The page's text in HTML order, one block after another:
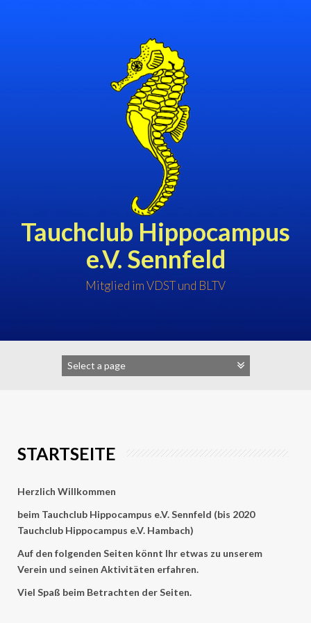
Tauchclub Hippocampus
e.V. Sennfeld
Mitglied im VDST und BLTV
STARTSEITE
Herzlich Willkommen
beim Tauchclub Hippocampus e.V. Sennfeld (bis 2020
Tauchclub Hippocampus e.V. Hambach)
Auf den folgenden Seiten könnt Ihr etwas zu unserem
Verein und seinen Aktivitäten erfahren.
Viel Spaß beim Betrachten der Seiten.